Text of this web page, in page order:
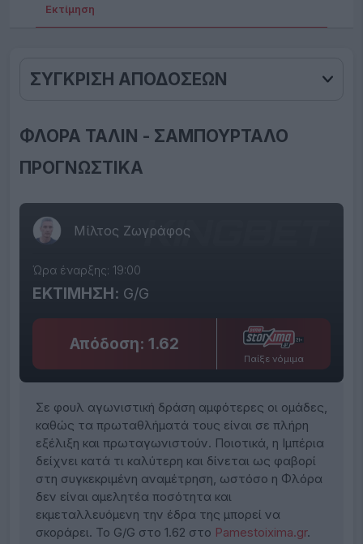
Εκτίμηση
ΣΥΓΚΡΙΣΗ ΑΠΟΔΟΣΕΩΝ
ΦΛΟΡΑ ΤΑΛΙΝ - ΣΑΜΠΟΥΡΤΑΛΟ
ΠΡΟΓΝΩΣΤΙΚΑ
Μίλτος Ζωγράφος
Ώρα έναρξης: 19:00
ΕΚΤΙΜΗΣΗ: G/G
Απόδοση: 1.62
Παίξε νόμιμα
Σε φουλ αγωνιστική δράση αμφότερες οι ομάδες,
καθώς τα πρωταθλήματά τους είναι σε πλήρη
εξέλιξη και πρωταγωνιστούν. Ποιοτικά, η Ιμπέρια
δείχνει κατά τι καλύτερη και δίνεται ως φαβορί
στη συγκεκριμένη αναμέτρηση, ωστόσο η Φλόρα
δεν είναι αμελητέα ποσότητα και
εκμεταλλευόμενη την έδρα της μπορεί να
σκοράρει. Το G/G στο 1.62 στο Pamestoixima.gr.